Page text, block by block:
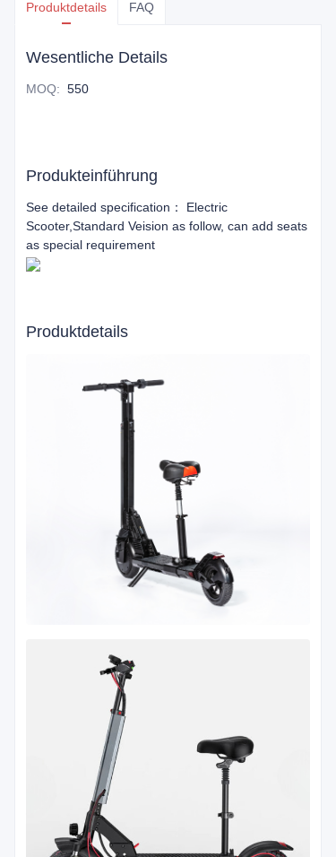
Produktdetails FAQ
Wesentliche Details
MOQ: 550
Produkteinführung
See detailed specification： Electric
Scooter,Standard Veision as follow, can add seats
as special requirement
Produktdetails